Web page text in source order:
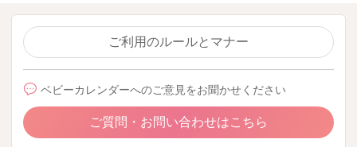
ご利用のルールとマナー
ベビーカレンダーへのご意見をお聞かせください
ご質問・お問い合わせはこちら